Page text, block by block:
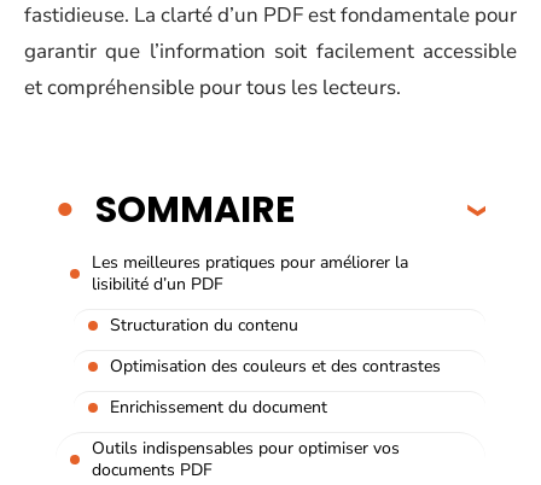
fastidieuse. La clarté d’un PDF est fondamentale pour
garantir que l’information soit facilement accessible
et compréhensible pour tous les lecteurs.
SOMMAIRE
Les meilleures pratiques pour améliorer la
lisibilité d’un PDF
Structuration du contenu
Optimisation des couleurs et des contrastes
Enrichissement du document
Outils indispensables pour optimiser vos
documents PDF